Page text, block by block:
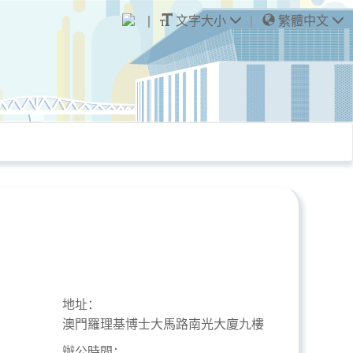
文字大小 繁體中文
地址：
澳門羅理基博士大馬路南光大廈九樓